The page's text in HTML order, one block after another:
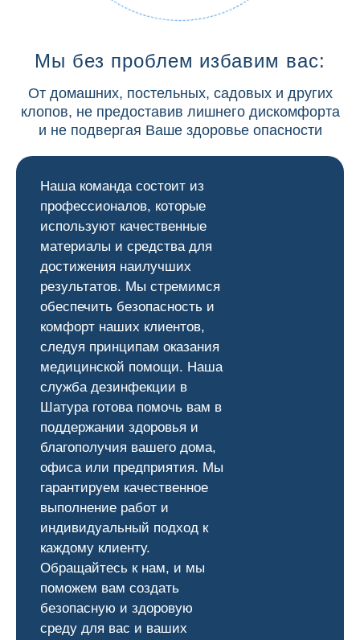
Мы без проблем избавим вас:
От домашних, постельных, садовых и других
клопов, не предоставив лишнего дискомфорта
и не подвергая Ваше здоровье опасности
Наша команда состоит из
профессионалов, которые
используют качественные
материалы и средства для
достижения наилучших
результатов. Мы стремимся
обеспечить безопасность и
комфорт наших клиентов,
следуя принципам оказания
медицинской помощи. Наша
служба дезинфекции в
Шатура готова помочь вам в
поддержании здоровья и
благополучия вашего дома,
офиса или предприятия. Мы
гарантируем качественное
выполнение работ и
индивидуальный подход к
каждому клиенту.
Обращайтесь к нам, и мы
поможем вам создать
безопасную и здоровую
среду для вас и ваших